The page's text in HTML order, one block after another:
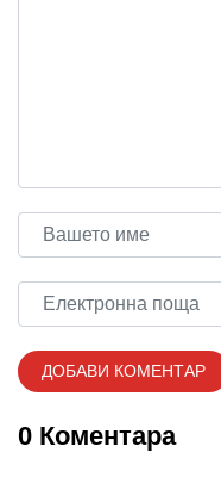
0 Коментара